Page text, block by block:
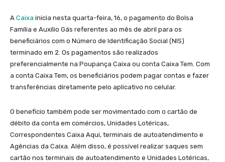
A Caixa inicia nesta quarta-feira, 16, o pagamento do Bolsa
Família e Auxílio Gás referentes ao mês de abril para os
beneficiários com o Número de Identificação Social (NIS)
terminado em 2. Os pagamentos são realizados
preferencialmente na Poupança Caixa ou conta Caixa Tem. Com
a conta Caixa Tem, os beneficiários podem pagar contas e fazer
transferências diretamente pelo aplicativo no celular.
O benefício também pode ser movimentado com o cartão de
débito da conta em comércios, Unidades Lotéricas,
Correspondentes Caixa Aqui, terminais de autoatendimento e
Agências da Caixa. Além disso, é possível realizar saques sem
cartão nos terminais de autoatendimento e Unidades Lotéricas,